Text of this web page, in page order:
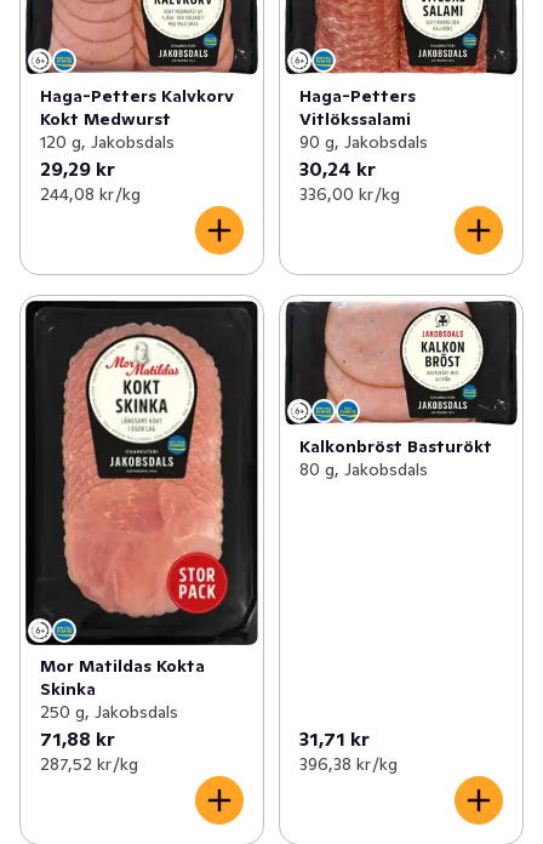
Haga-Petters Kalvkorv
Kokt Medwurst
120 g, Jakobsdals
29,29 kr
244,08 kr /kg
Haga-Petters
Vitlökssalami
90 g, Jakobsdals
30,24 kr
336,00 kr /kg
Mor Matildas Kokta
Skinka
250 g, Jakobsdals
71,88 kr
287,52 kr /kg
Kalkonbröst Basturökt
80 g, Jakobsdals
31,71 kr
396,38 kr /kg